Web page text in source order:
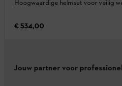
Hoogwaardige helmset voor veilig
€ 534,00
Jouw partner voor